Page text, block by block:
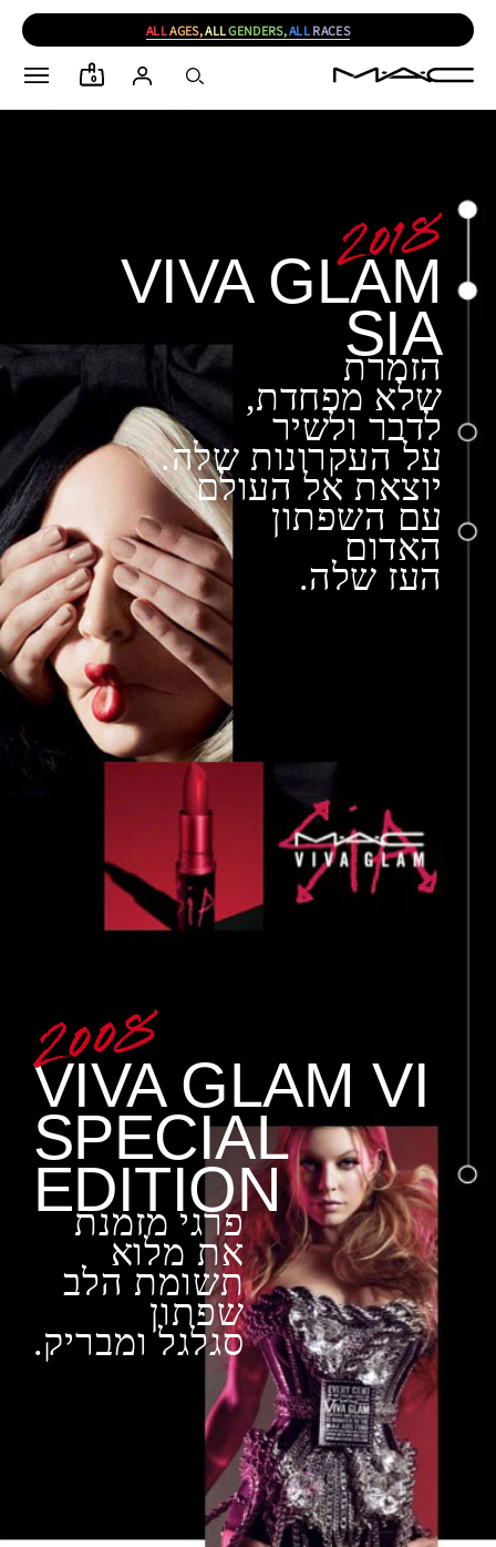
ALLAGES,ALLGENDERS,ALL RACES
0
VIVA GLAM
SIA
הזמרת
שלא מפחדת,
לדבר ולשיר
על העקרונות שלה.
יוצאת אל העולם
עם השפתון
האדום
העז שלה.
VIVA GLAM VI
SPECIAL
EDITION
פרגי מזמנת
את מלוא
תשומת הלב
שפתון
סגלגל ומבריק.